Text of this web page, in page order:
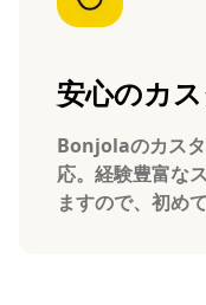
安心のカ
Bonjolaのカス
応。経験豊富な
ますので、初め